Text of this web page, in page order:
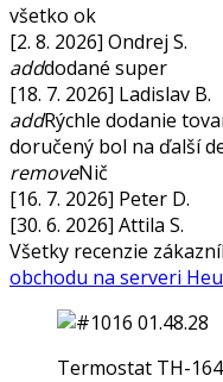
všetko ok
[2. 8. 2026] Ondrej S.
adddodané super
[18. 7. 2026] Ladislav B.
addRýchle dodanie
doručený bol na ďalší
removeNič
[16. 7. 2026] Peter D.
[30. 6. 2026] Attila S.
Všetky recenzie
obchodu na serveri
Termostat TH-